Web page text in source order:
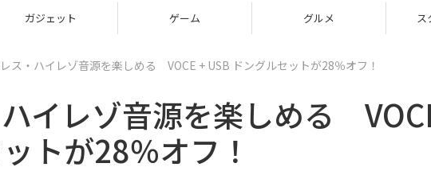
ゲーム グルメ スタートアップ
ス・ハイレゾ音源を楽しめる VOCE + USB ドングルセットが28％オフ！
イレゾ音源を楽しめる
トが28％オフ！